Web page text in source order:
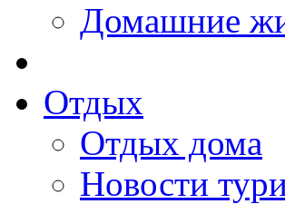
Домашние
Отдых
Отдых дома
Новости